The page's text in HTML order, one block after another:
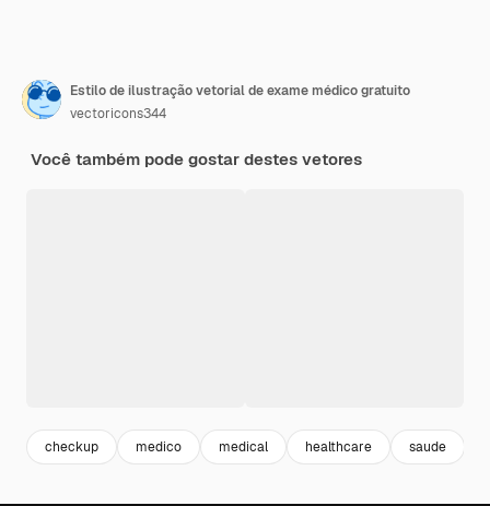
Estilo de ilustração vetorial de exame médico gratuito
vectoricons344
Você também pode gostar destes vetores
checkup medico medical healthcare saude